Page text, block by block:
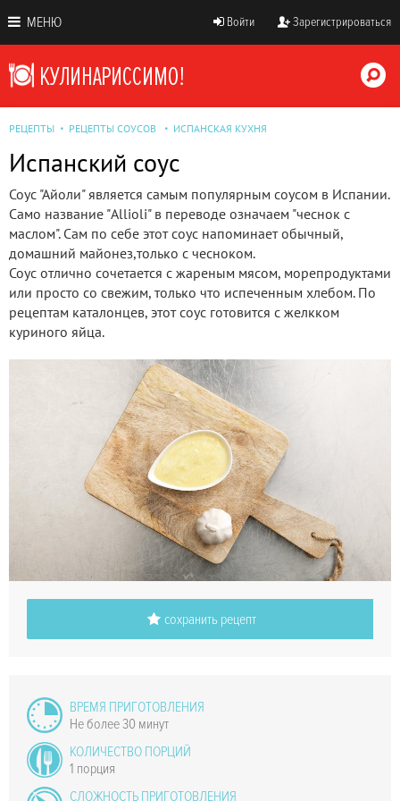
МЕНЮ Войти Зарегистрироваться
РЕЦЕПТЫ РЕЦЕПТЫ СОУСОВ ИСПАНСКАЯ КУХНЯ
Испанский соус
Соус "Айоли" является самым популярным соусом в Испании.
Само название "Allioli" в переводе означаем "чеснок с
маслом". Сам по себе этот соус напоминает обычный,
домашний майонез,только с чесноком.
Соус отлично сочетается с жареным мясом, морепродуктами
или просто со свежим, только что испеченным хлебом. По
рецептам каталонцев, этот соус готовится с желкком
куриного яйца.
сохранить рецепт
ВРЕМЯ ПРИГОТОВЛЕНИЯ
Не более 30 минут
КОЛИЧЕСТВО ПОРЦИЙ
1 порция
СЛОЖНОСТЬ ПРИГОТОВЛЕНИЯ